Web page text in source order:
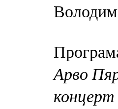
Арво
концерт